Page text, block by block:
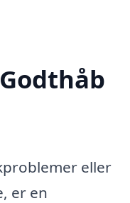
eller
er en